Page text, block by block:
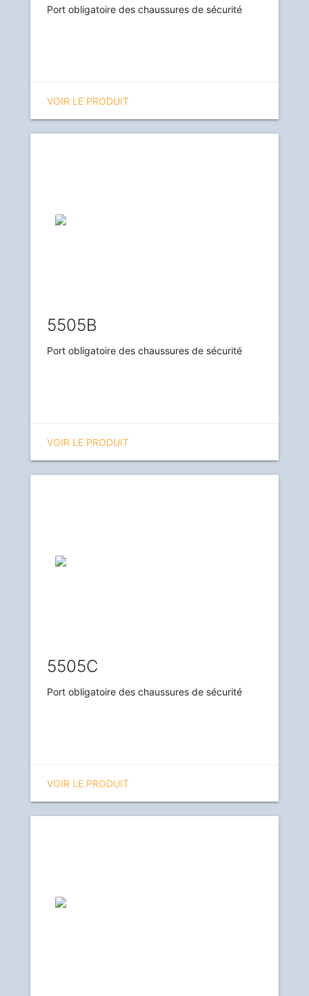
Port obligatoire des chaussures de sécurité
VOIR LE PRODUIT
5505B
Port obligatoire des chaussures de sécurité
VOIR LE PRODUIT
5505C
Port obligatoire des chaussures de sécurité
VOIR LE PRODUIT